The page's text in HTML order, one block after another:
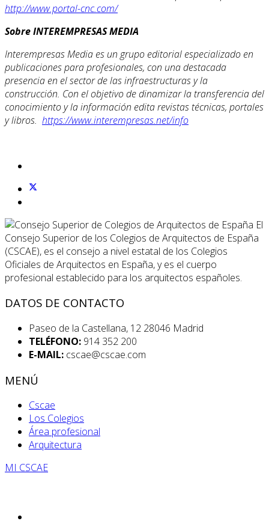
http://www.portal-cnc.com/
Sobre INTEREMPRESAS MEDIA
Interempresas Media es un grupo editorial especializado en
publicaciones para profesionales, con una destacada
presencia en el sector de las infraestructuras y la
construcción. Con el objetivo de dinamizar la transferencia del
conocimiento y la información edita revistas técnicas, portales
y libros. https://www.interempresas.net/info
El
Consejo Superior de los Colegios de Arquitectos de España
(CSCAE), es el consejo a nivel estatal de los Colegios
Oficiales de Arquitectos en España, y es el cuerpo
profesional establecido para los arquitectos españoles.
DATOS DE CONTACTO
Paseo de la Castellana, 12 28046 Madrid
TELÉFONO: 914 352 200
E-MAIL: cscae@cscae.com
MENÚ
Cscae
Los Colegios
Área profesional
Arquitectura
MI CSCAE